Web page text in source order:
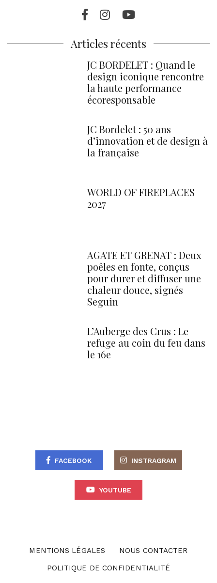
Facebook
Instragram
Youtube
Articles récents
JC BORDELET : Quand le
design iconique rencontre
la haute performance
écoresponsable
JC Bordelet : 50 ans
d’innovation et de design à
la française
WORLD OF FIREPLACES
2027
AGATE ET GRENAT : Deux
poêles en fonte, conçus
pour durer et diffuser une
chaleur douce, signés
Seguin
L’Auberge des Crus : Le
refuge au coin du feu dans
le 16e
FACEBOOK INSTRAGRAM
YOUTUBE
MENTIONS LÉGALES
NOUS CONTACTER
POLITIQUE DE CONFIDENTIALITÉ